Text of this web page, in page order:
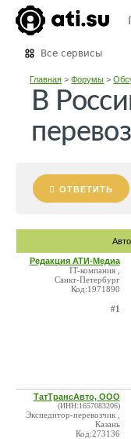
Все сервисы
Главная >Форумы >
В
ОТВЕТИТЬ
Редакция АТИ-Медиа
IT-компания ,
Санкт-Петербург
Код:1971890
#1
ТатТрансАвто, ООО
(ИНН:1657083206)
Экспедитор-перевозчик ,
Казань
Код:273136